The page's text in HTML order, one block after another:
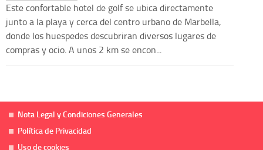
Este confortable hotel de golf se ubica directamente
junto a la playa y cerca del centro urbano de Marbella,
donde los huespedes descubriran diversos lugares de
compras y ocio. A unos 2 km se encon...
Nota Legal y Condiciones Generales
Política de Privacidad
Uso de cookies